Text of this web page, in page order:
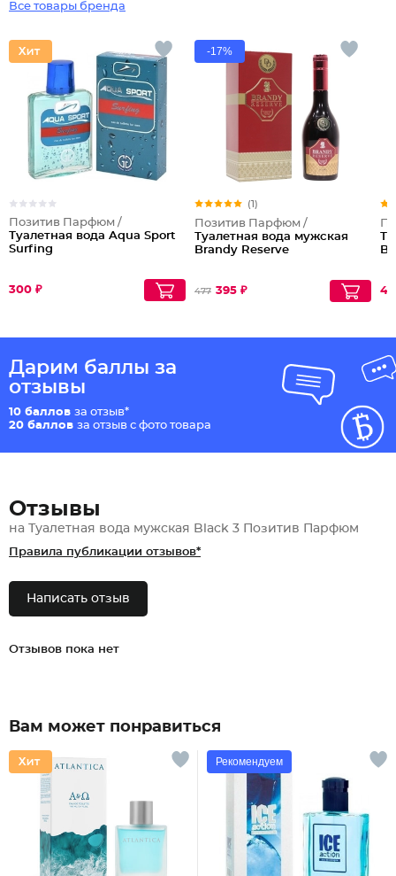
Все товары бренда
Позитив Парфюм /
Туалетная вода Aqua Sport
Surfing
300 ₽
-17%
(1)
Позитив Парфюм /
Туалетная вода мужская
Brandy Reserve
477 395 ₽
Дарим баллы за
отзывы
10 баллов за отзыв*
20 баллов за отзыв с фото товара
Отзывы
на Туалетная вода мужская Black 3 Позитив Парфюм
Правила публикации отзывов*
Написать отзыв
Отзывов пока нет
Вам может понравиться
Рекомендуем